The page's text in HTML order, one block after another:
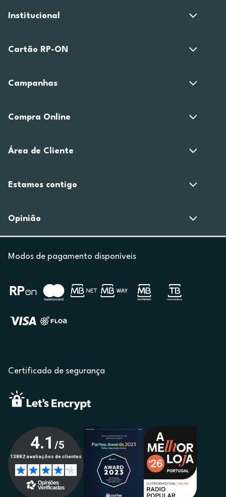
Institucional
Cartão RP-ON
Campanhas
Compra Online
Área de Cliente
Estamos contigo
Opinião
Modos de pagamento disponíveis
Certificado de segurança